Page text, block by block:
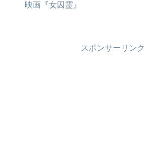
映画『女囚霊』
スポンサーリンク